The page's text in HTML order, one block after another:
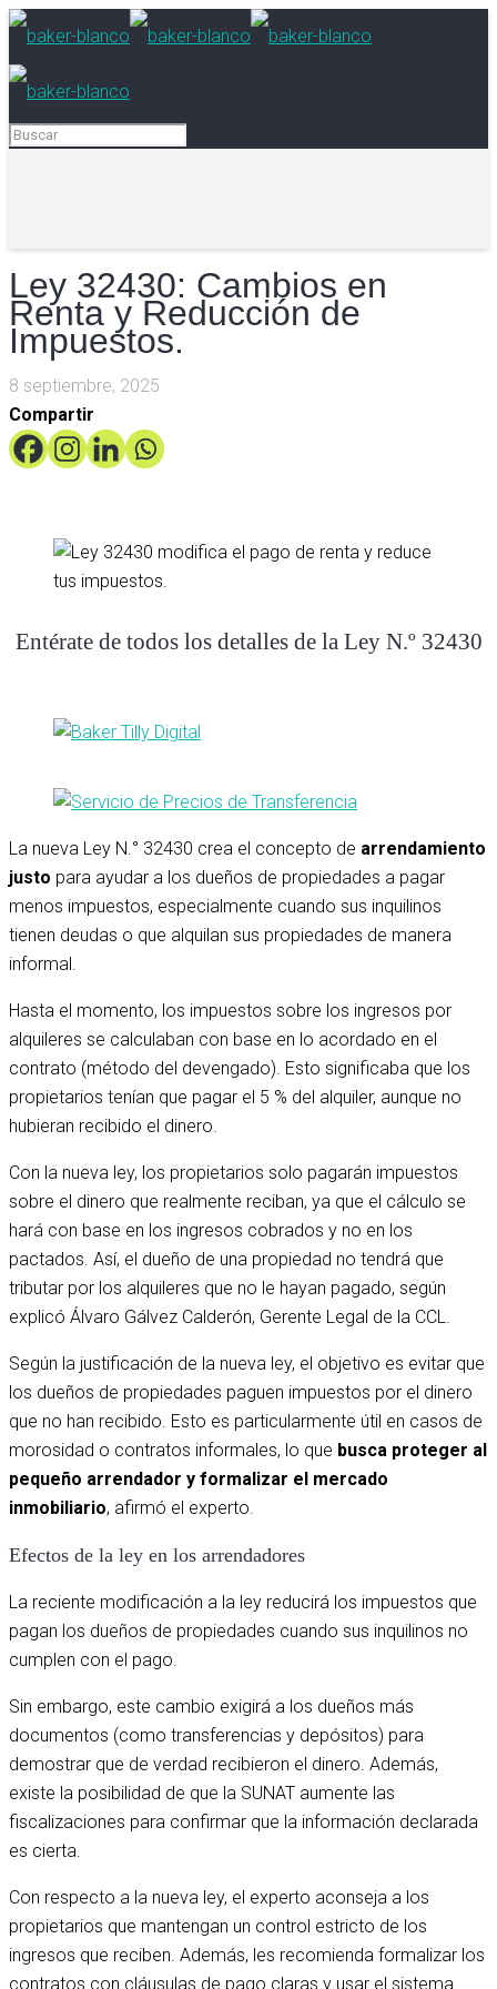
Ley 32430: Cambios en
Renta y Reducción de
Impuestos.
8 septiembre, 2025
Compartir
Entérate de todos los detalles de la Ley N.º 32430
La nueva Ley N.° 32430 crea el concepto de arrendamiento
justo para ayudar a los dueños de propiedades a pagar
menos impuestos, especialmente cuando sus inquilinos
tienen deudas o que alquilan sus propiedades de manera
informal.
Hasta el momento, los impuestos sobre los ingresos por
alquileres se calculaban con base en lo acordado en el
contrato (método del devengado). Esto significaba que los
propietarios tenían que pagar el 5 % del alquiler, aunque no
hubieran recibido el dinero.
Con la nueva ley, los propietarios solo pagarán impuestos
sobre el dinero que realmente reciban, ya que el cálculo se
hará con base en los ingresos cobrados y no en los
pactados. Así, el dueño de una propiedad no tendrá que
tributar por los alquileres que no le hayan pagado, según
explicó Álvaro Gálvez Calderón, Gerente Legal de la CCL.
Según la justificación de la nueva ley, el objetivo es evitar que
los dueños de propiedades paguen impuestos por el dinero
que no han recibido. Esto es particularmente útil en casos de
morosidad o contratos informales, lo que busca proteger al
pequeño arrendador y formalizar el mercado
inmobiliario, afirmó el experto.
Efectos de la ley en los arrendadores
La reciente modificación a la ley reducirá los impuestos que
pagan los dueños de propiedades cuando sus inquilinos no
cumplen con el pago.
Sin embargo, este cambio exigirá a los dueños más
documentos (como transferencias y depósitos) para
demostrar que de verdad recibieron el dinero. Además,
existe la posibilidad de que la SUNAT aumente las
fiscalizaciones para confirmar que la información declarada
es cierta.
Con respecto a la nueva ley, el experto aconseja a los
propietarios que mantengan un control estricto de los
ingresos que reciben. Además, les recomienda formalizar los
contratos con cláusulas de pago claras y usar el sistema